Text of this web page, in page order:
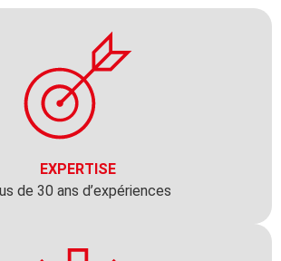
EXPERTISE
de 30 ans d’expériences